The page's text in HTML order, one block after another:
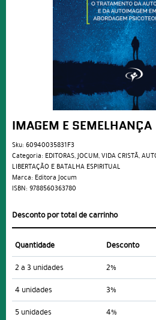
IMAGEM E SEMELHANÇA
Sku: 60940035831F3
Categoria: EDITORAS,JOCUM,VIDA CRISTÃ,
LIBERTAÇÃO E BATALHA ESPIRITUAL
Marca: Editora Jocum
ISBN: 9788560363780
Desconto por total de carrinho
Quantidade Desconto
2 a 3 unidades
2%
4 unidades
3%
5 unidades
4%